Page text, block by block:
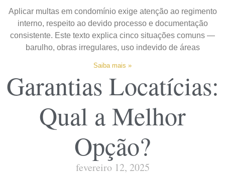
Aplicar multas em condomínio exige atenção ao regimento
interno, respeito ao devido processo e documentação
consistente. Este texto explica cinco situações comuns —
barulho, obras irregulares, uso indevido de áreas
Saiba mais »
Garantias Locatícias:
Qual a Melhor
Opção?
fevereiro 12, 2025